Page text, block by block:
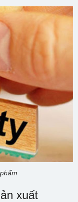
xuất